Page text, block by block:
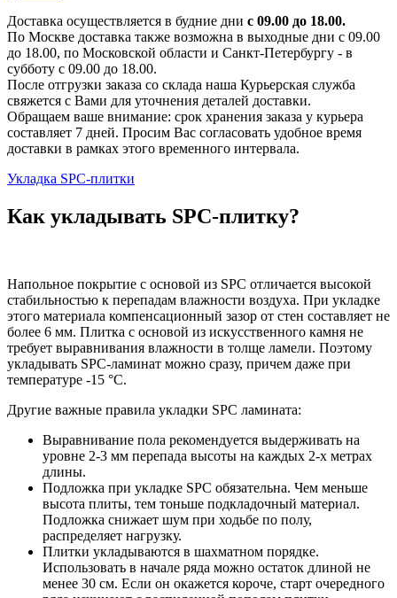
Доставка осуществляется в будние дни с 09.00 до 18.00.
По Москве доставка также возможна в выходные дни с 09.00
до 18.00, по Московской области и Санкт-Петербургу - в
субботу с 09.00 до 18.00.
После отгрузки заказа со склада наша Курьерская служба
свяжется с Вами для уточнения деталей доставки.
Обращаем ваше внимание: срок хранения заказа у курьера
составляет 7 дней. Просим Вас согласовать удобное время
доставки в рамках этого временного интервала.
Укладка SPC-плитки
Как укладывать SPC-плитку?
Напольное покрытие с основой из SPC отличается высокой
стабильностью к перепадам влажности воздуха. При укладке
этого материала компенсационный зазор от стен составляет не
более 6 мм. Плитка с основой из искусственного камня не
требует выравнивания влажности в толще ламели. Поэтому
укладывать SPC-ламинат можно сразу, причем даже при
температуре -15 °C.
Другие важные правила укладки SPC ламината:
Выравнивание пола рекомендуется выдерживать на
уровне 2-3 мм перепада высоты на каждых 2-х метрах
длины.
Подложка при укладке SPC обязательна. Чем меньше
высота плиты, тем тоньше подкладочный материал.
Подложка снижает шум при ходьбе по полу,
распределяет нагрузку.
Плитки укладываются в шахматном порядке.
Использовать в начале ряда можно остаток длиной не
менее 30 см. Если он окажется короче, старт очередного